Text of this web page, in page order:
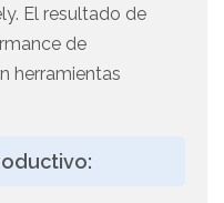
El resultado de
de
herramientas